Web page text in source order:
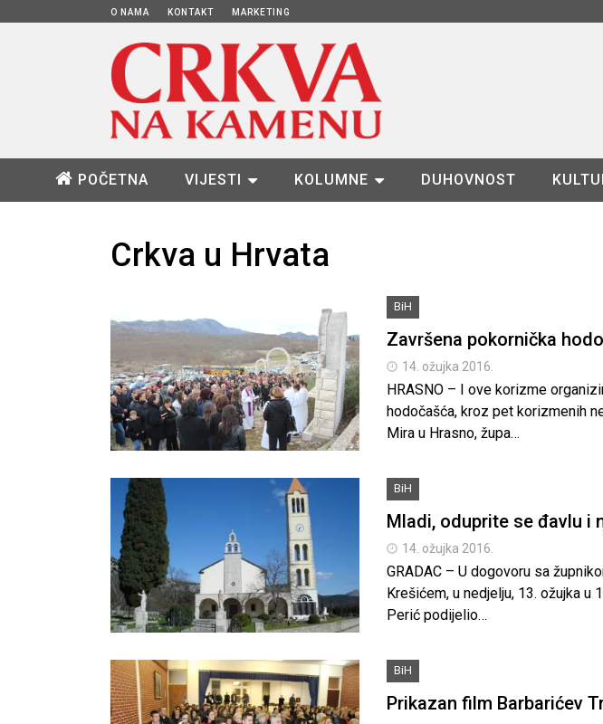
O NAMA KONTAKT MARKETING
POČETNA VIJESTI KOLUMNE DUHOVNOST
Crkva u Hrvata
BiH
Završena pokornička
14. ožujka 2016.
HRASNO – I ove korizme
hodočašća, kroz pet korizmenih
Mira u Hrasno, župa…
BiH
Mladi, oduprite se đavlu i
14. ožujka 2016.
GRADAC – U dogovoru sa
Krešićem, u nedjelju, 13. ožujka u
Perić podijelio…
BiH
Prikazan film Barbarićev